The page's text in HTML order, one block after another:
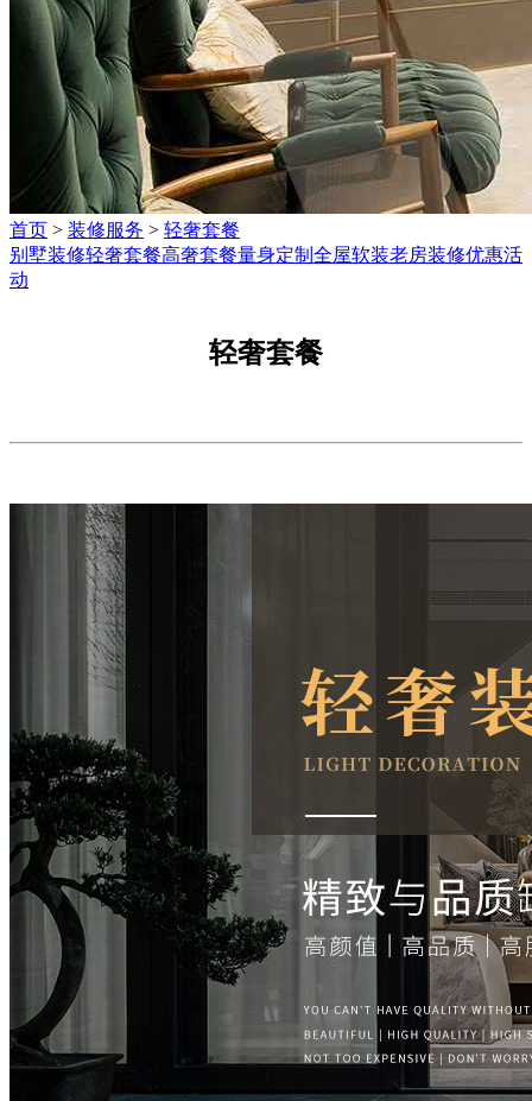
首页 > 装修服务 > 轻奢套餐
别墅装修轻奢套餐高奢套餐量身定制 全屋软装老房装修优惠活
动
轻奢套餐